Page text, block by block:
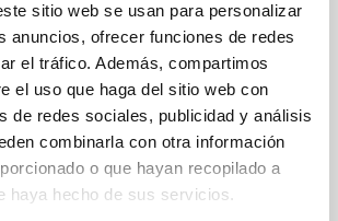
sitio web se usan para personalizar
anuncios, ofrecer funciones de redes
el tráfico. Además, compartimos
el uso que haga del sitio web con
de redes sociales, publicidad y análisis
combinarla con otra información
o que hayan recopilado a
haya hecho de sus servicios.
de atención al cliente.
de hoy ha estado a cargo
, con su marca Noken. Nos
las diferentes gamas de
así como sus sistemas
componentes internos y